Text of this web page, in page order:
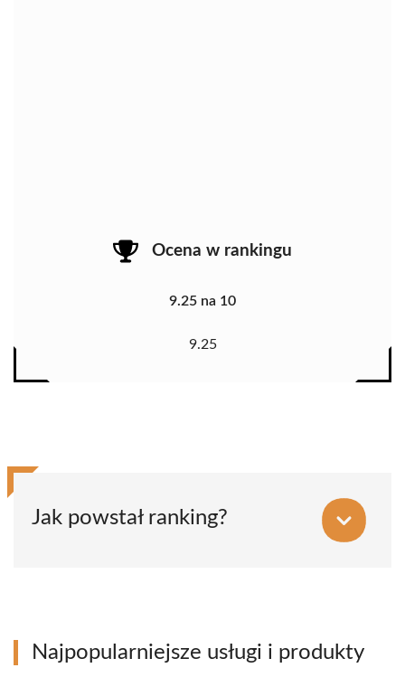
Ocena w rankingu
9.25 na 10
9.25
Jak powstał ranking?
Najpopularniejsze usługi i produkty